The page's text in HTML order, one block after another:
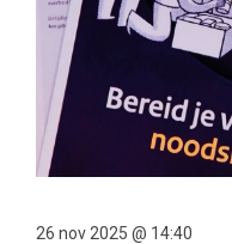
26 nov 2025 @ 14:40